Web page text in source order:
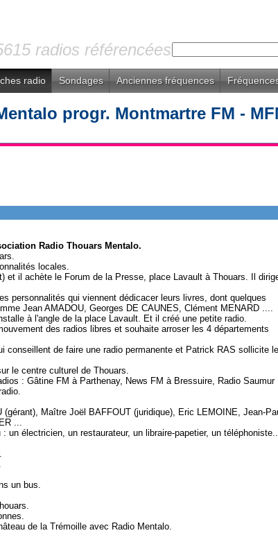
radios référencées
radio Sondages Anciennes fréquences
progr. Montmartre FM -
Radio Thouars Mentalo.
locales.
et il achète le Forum de la Presse, place Lavault à Thouars. Il
personnalités qui viennent dédicacer leurs livres, dont quelques
Jean AMADOU, Georges DE CAUNES, Clément MENARD ....
à l'angle de la place Lavault. Et il créé une petite radio.
des radios libres et souhaite arroser les 4 départements
conseillent de faire une radio permanente et Patrick RAS sollicite
le centre culturel de Thouars.
: Gâtine FM à Parthenay, News FM à Bressuire, Radio Saumur
Maître Joël BAFFOUT (juridique), Eric LEMOINE, Jean-
...
un électricien, un restaurateur, un libraire-papetier, un
un bus.
de la Trémoille avec Radio Mentalo.